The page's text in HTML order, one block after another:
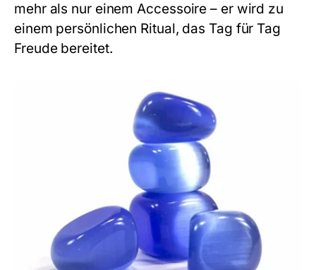
mehr als nur einem Accessoire – er wird zu
einem persönlichen Ritual, das Tag für Tag
Freude bereitet.